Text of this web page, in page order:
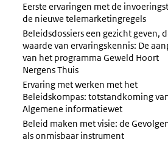
Eerste ervaringen met de
de nieuwe telemarketingregels
Beleidsdossiers een gezicht geven,
waarde van ervaringskennis: De
van het programma Geweld Hoort
Nergens Thuis
Ervaring met werken met het
Beleidskompas: totstandkoming
Algemene informatiewet
Beleid maken met visie: de
als onmisbaar instrument